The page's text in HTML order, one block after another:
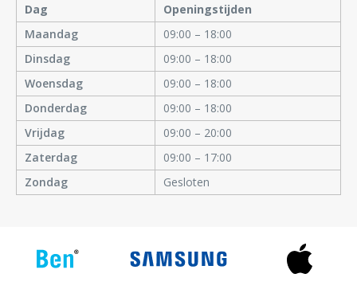
Dag
Openingstijden
Maandag
09:00 – 18:00
Dinsdag
09:00 – 18:00
Woensdag
09:00 – 18:00
Donderdag
09:00 – 18:00
Vrijdag
09:00 – 20:00
Zaterdag
09:00 – 17:00
Zondag
Gesloten